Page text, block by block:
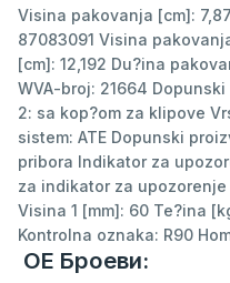
Visina pakovanja [cm]:
87083091 Visina
[cm]: 12,192 Du?ina
WVA-broj: 21664
2: sa kop?om za klipove
sistem: ATE Dopunski
pribora Indikator za
za indikator za
Visina 1 [mm]: 60 Te?ina
Kontrolna oznaka: R90
ОЕ Броеви: